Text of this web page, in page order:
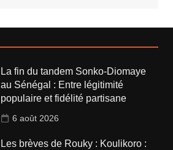
La fin du tandem Sonko-Diomaye
au Sénégal : Entre légitimité
populaire et fidélité partisane
6 août 2026
Les brèves de Rouky : Koulikoro :